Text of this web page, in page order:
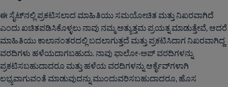
ಈ ಸೈಟ್‌ನಲ್ಲಿ ಪ್ರಕಟಿಸಲಾದ ಮಾಹಿತಿಯು ಸಮಯೋಚಿತ ಮತ್ತು ನಿಖರವಾಗಿದೆ
ಎಂದು ಖಚಿತಪಡಿಸಿಕೊಳ್ಳಲು ನಾವು ನಮ್ಮ ಅತ್ಯುತ್ತಮ ಪ್ರಯತ್ನ ಮಾಡುತ್ತೇವೆ, ಆದರೆ
ಮಾಹಿತಿಯು ಕಾಲಾನಂತರದಲ್ಲಿ ಬದಲಾಗುತ್ತದೆ ಮತ್ತು ಪ್ರಕಟಿಸಿದಾಗ ನಿಖರವಾಗಿದ್ದ
ವರದಿಗಳು ಹಳೆಯದಾಗಬಹುದು. ನಾವು ಫಾಲೋ-ಅಪ್ ವರದಿಗಳನ್ನು
ಪ್ರಕಟಿಸಬಹುದಾದರೂ ಮತ್ತು ಹಳೆಯ ವರದಿಗಳನ್ನು ಆರ್ಕೈವ್‌ಗಳಾಗಿ
ಲಭ್ಯವಾಗುವಂತೆ ಮಾಡುವುದನ್ನು ಮುಂದುವರಿಸಬಹುದಾದರೂ, ಹೊಸ